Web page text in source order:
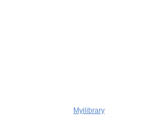
Myilibrary